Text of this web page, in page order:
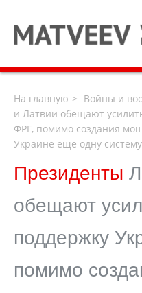
На главную Войны и
и Латвии обещают
ФРГ, помимо создания
Украине еще одну
Президенты
обещают
поддержку
помимо